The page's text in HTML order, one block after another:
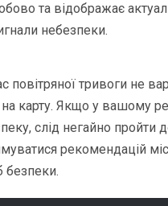
та відображає
небезпеки.
повітряної тривоги не
карту. Якщо у вашому
слід негайно пройти
рекомендацій
безпеки.